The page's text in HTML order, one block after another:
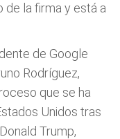
la firma y está a
de Google
Rodríguez,
que se ha
Unidos tras
Trump,